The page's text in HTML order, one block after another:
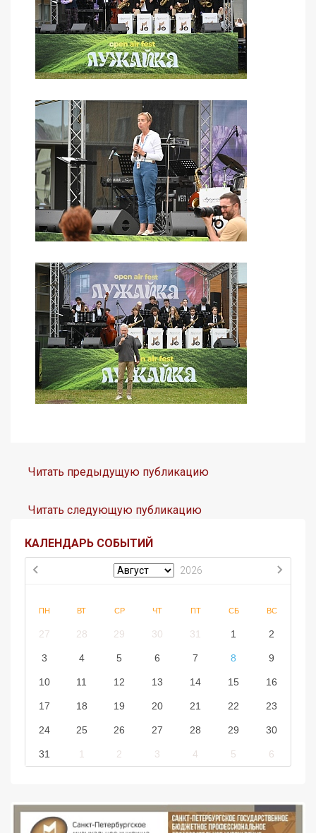
Читать предыдущую публикацию
Читать следующую публикацию
КАЛЕНДАРЬ СОБЫТИЙ
2026
ПН ВТ СР ЧТ ПТ СБ ВС
27 28 29 30 31 1 2
3 4 5 6 7 8 9
10 11 12 13 14 15 16
17 18 19 20 21 22 23
24 25 26 27 28 29 30
31 1 2 3 4 5 6